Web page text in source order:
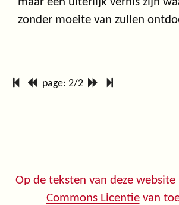
zonder moeite van zullen
page: 2/2
Op de teksten van deze website
Commons Licentievan